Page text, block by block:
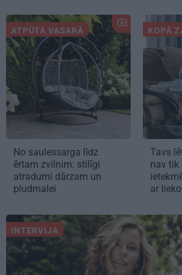
ATPŪTA VASARĀ
No saulessarga līdz
ērtam zvilnim: stilīgi
atradumi dārzam un
pludmalei
KOPĀ
Tavs
nav tik
ar
INTERVIJA